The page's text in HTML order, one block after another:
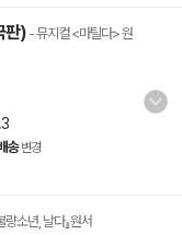
판) - 뮤지컬 <마틸다> 원
송 변경
량소년, 날다』원서